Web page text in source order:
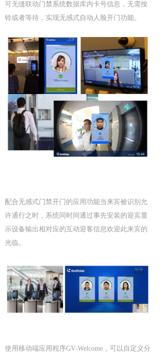
可无缝联动门禁系统数据库内卡号信息，无需按
铃或者等待，实现无感式自动人脸开门功能。
配合无感式门禁开门的应用功能当来宾被识别允
许通行之时，系统同时间通过事先安装的迎宾显
示设备输出相对应的互动迎客信息欢迎此来宾的
光临。
使用移动端应用程序GV-Welcome，可以自定义分